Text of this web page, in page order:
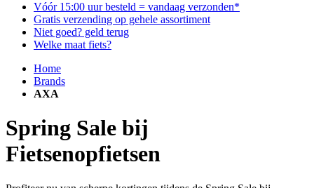
Vóór 15:00 uur besteld = vandaag verzonden*
Gratis verzending op gehele assortiment
Niet goed? geld terug
Welke maat fiets?
Home
Brands
AXA
Spring Sale bij
Fietsenopfietsen